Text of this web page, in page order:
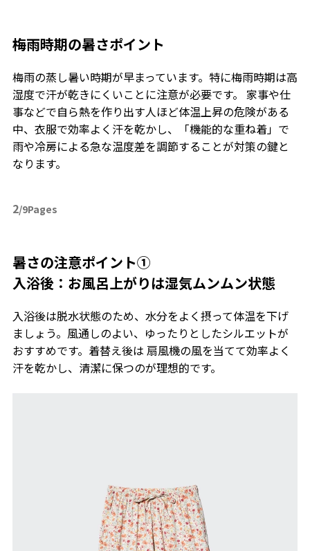
梅雨時期の暑さポイント
梅雨の蒸し暑い時期が早まっています。特に梅雨時期は高
湿度で汗が乾きにくいことに注意が必要です。 家事や仕
事などで自ら熱を作り出す人ほど体温上昇の危険がある
中、衣服で効率よく汗を乾かし、「機能的な重ね着」で
雨や冷房による急な温度差を調節することが対策の鍵と
なります。
2/9Pages
暑さの注意ポイント①
入浴後：お風呂上がりは湿気ムンムン状態
入浴後は脱水状態のため、水分をよく摂って体温を下げ
ましょう。風通しのよい、ゆったりとしたシルエットが
おすすめです。着替え後は 扇風機の風を当てて効率よく
汗を乾かし、清潔に保つのが理想的です。